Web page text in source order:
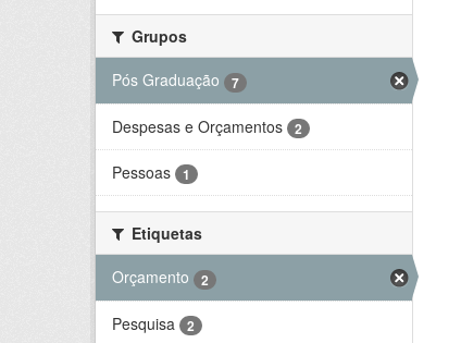
Grupos
Pós Graduação
7
Despesas e Orçamentos 2
Pessoas 1
Etiquetas
Orçamento
2
Pesquisa 2